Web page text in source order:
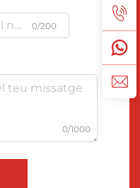
0/200
0/1000